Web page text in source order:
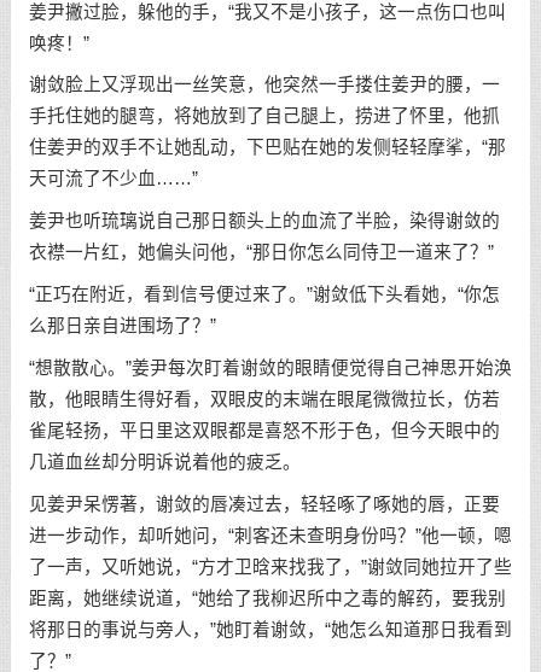
姜尹撇过脸，躲他的手，“我又不是小孩子，这一点伤口也叫
唤疼！”
谢敛脸上又浮现出一丝笑意，他突然一手搂住姜尹的腰，一
手托住她的腿弯，将她放到了自己腿上，捞进了怀里，他抓
住姜尹的双手不让她乱动，下巴贴在她的发侧轻轻摩挲，“那
天可流了不少血……”
姜尹也听琉璃说自己那日额头上的血流了半脸，染得谢敛的
衣襟一片红，她偏头问他，“那日你怎么同侍卫一道来了？”
“正巧在附近，看到信号便过来了。”谢敛低下头看她，“你怎
么那日亲自进围场了？”
“想散散心。”姜尹每次盯着谢敛的眼睛便觉得自己神思开始涣
散，他眼睛生得好看，双眼皮的末端在眼尾微微拉长，仿若
雀尾轻扬，平日里这双眼都是喜怒不形于色，但今天眼中的
几道血丝却分明诉说着他的疲乏。
见姜尹呆愣著，谢敛的唇凑过去，轻轻啄了啄她的唇，正要
进一步动作，却听她问，“刺客还未查明身份吗？”他一顿，嗯
了一声，又听她说，“方才卫晗来找我了，”谢敛同她拉开了些
距离，她继续说道，“她给了我柳迟所中之毒的解药，要我别
将那日的事说与旁人，”她盯着谢敛，“她怎么知道那日我看到
了？”